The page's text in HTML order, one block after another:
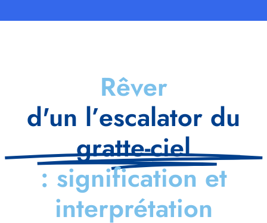
Rêver
d'un l’escalator du
gratte-ciel
: signification et
interprétation